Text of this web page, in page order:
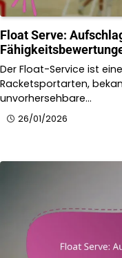
Float Serve:
Der Float-Service ist
Racketsportarten,
unvorhersehbare…
26/01/2026